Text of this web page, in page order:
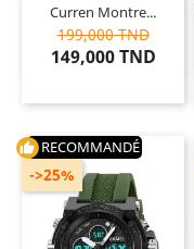
Curren Montre...
199,000 TND
149,000 TND
thumb_up RECOMMANDÉ
->25%